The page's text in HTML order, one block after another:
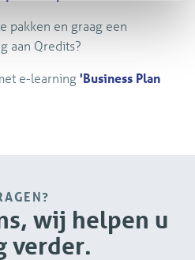
pakken en graag een
aan Qredits?
e-learning'Business Plan
wij helpen u
verder.